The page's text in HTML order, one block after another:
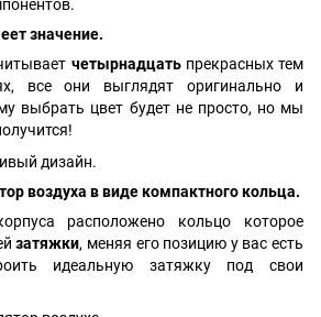
значение.
четырнадцать прекрасных тем
все они выглядят оригинально и
выбрать цвет будет не просто, но мы
воздуха в виде компактного кольца.
расположено кольцо которое
затяжки, меняя его позицию у вас есть
идеальную затяжку под свои